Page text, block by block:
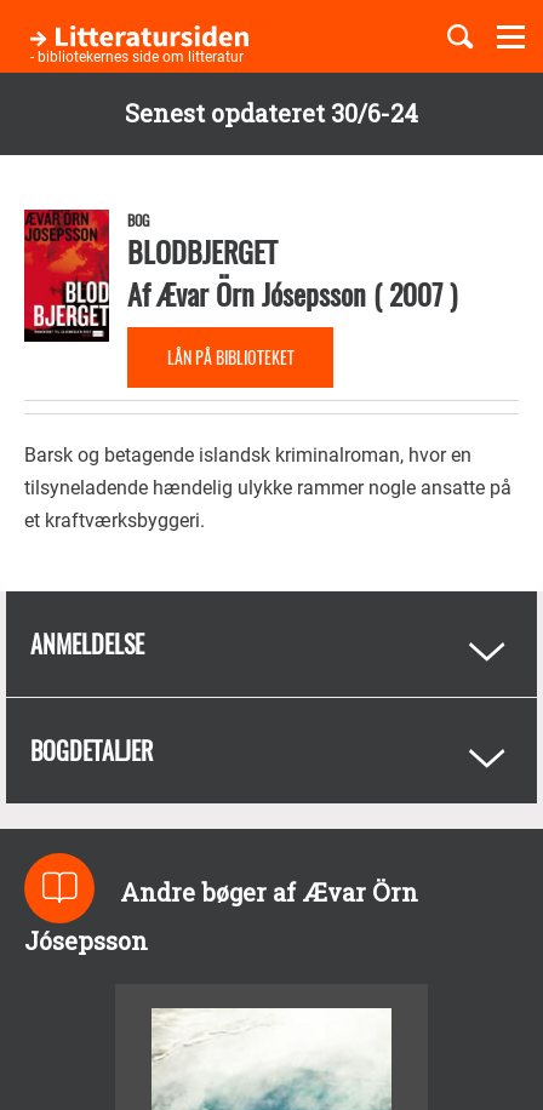
Senest opdateret 30/6-24
hovedindhold
- bibliotekernes side om litteratur
Børnebøger
Temaer
BOG
BLODBJERGET
AfÆvar Örn Jósepsson(2007)
LÅN PÅ BIBLIOTEKET
Barsk og betagende islandsk kriminalroman, hvor en
tilsyneladende hændelig ulykke rammer nogle ansatte på
et kraftværksbyggeri.
ANMELDELSE
BOGDETALJER
Andre bøger af Ævar Örn
Jósepsson